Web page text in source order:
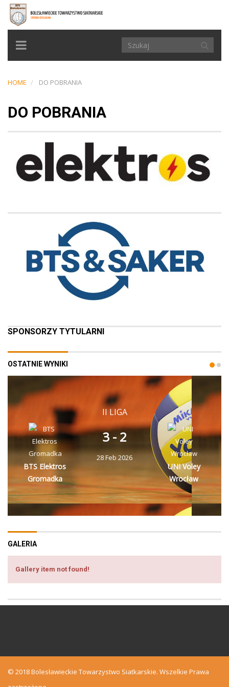
TOGGLE
NAVIGATION
HOME DO POBRANIA
DO POBRANIA
SPONSORZY TYTULARNI
OSTATNIE WYNIKI
II LIGA
BTS Elektros
Gromadka
3 - 2
28 Feb 2026
UNI Voley
Wrocław
GALERIA
Gallery item not found!
© 2018 Bolesławieckie Towarzystwo Siatkarskie. Wszelkie Prawa